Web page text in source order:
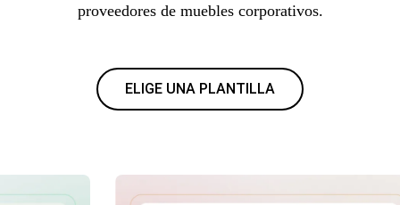
proveedores de muebles corporativos.
ELIGE UNA PLANTILLA